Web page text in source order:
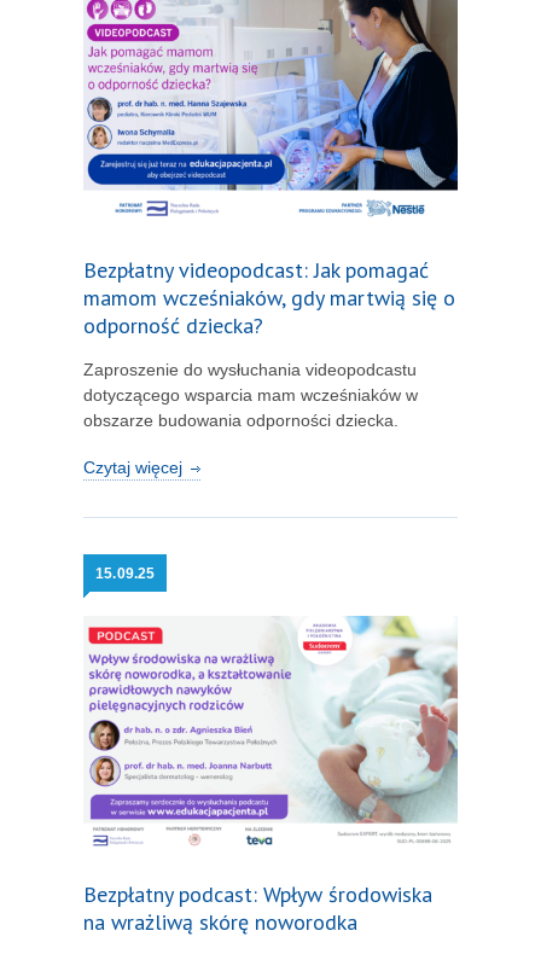
Bezpłatny videopodcast: Jak pomagać
mamom wcześniaków, gdy martwią się o
odporność dziecka?
Zaproszenie do wysłuchania videopodcastu
dotyczącego wsparcia mam wcześniaków w
obszarze budowania odporności dziecka.
Czytaj więcej
15.09.25
Bezpłatny podcast: Wpływ środowiska
na wrażliwą skórę noworodka